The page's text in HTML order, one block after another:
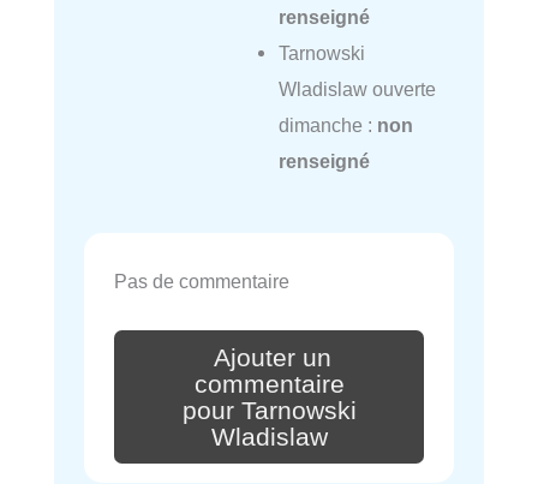
renseigné
Tarnowski
Wladislaw ouverte
dimanche : non
renseigné
Pas de commentaire
Ajouter un
commentaire
pour Tarnowski
Wladislaw